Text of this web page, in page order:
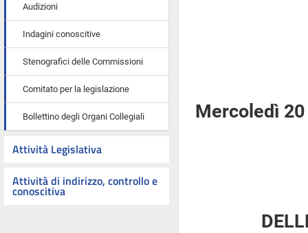
Audizioni
Indagini conoscitive
Stenografici delle Commissioni
Comitato per la legislazione
Bollettino degli Organi Collegiali
Attività Legislativa
Attività di indirizzo, controllo e
conoscitiva
Mercoledì